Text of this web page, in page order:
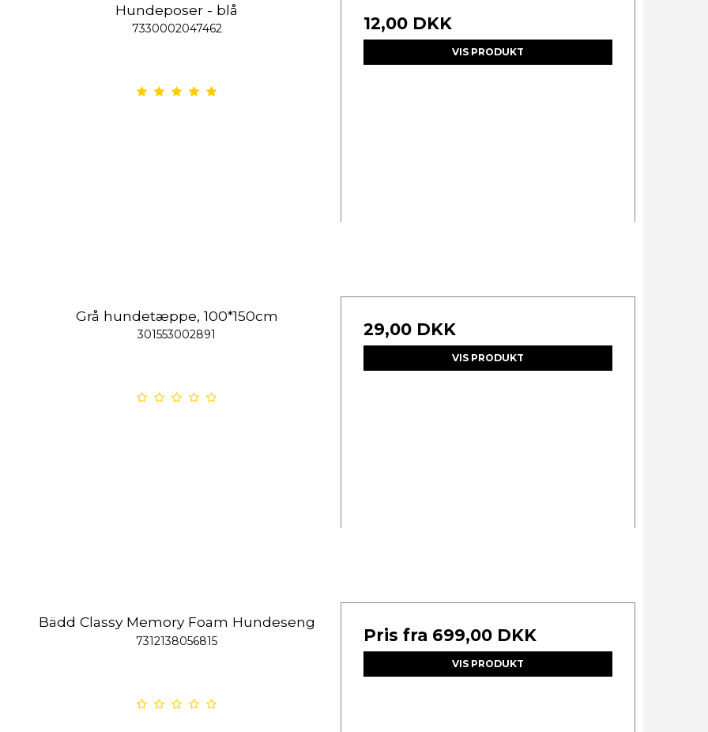
Hundeposer - blå
7330002047462 12,00 DKK
VIS PRODUKT
Grå hundetæppe, 100*150cm
301553002891 29,00 DKK
VIS PRODUKT
Bädd Classy Memory Foam Hundeseng
7312138056815 Pris fra 699,00 DKK
VIS PRODUKT